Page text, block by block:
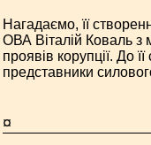
Нагадаємо, її
ОВА Віталій Коваль
проявів корупції. До
представники
¤